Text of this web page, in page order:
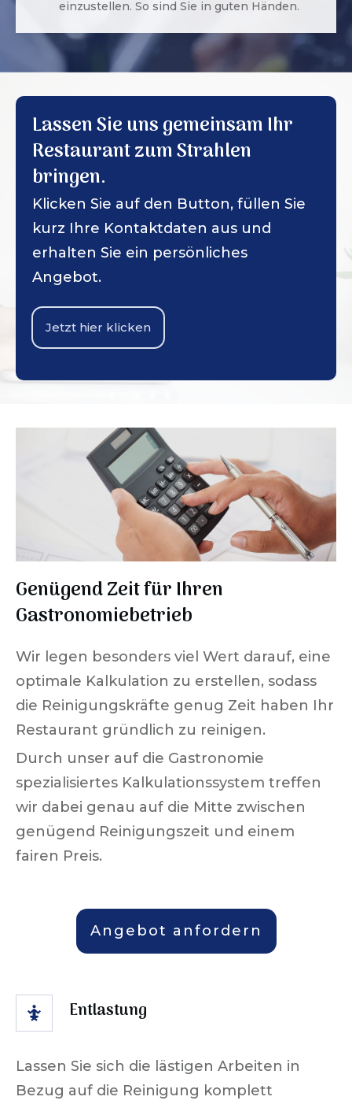
einzustellen. So sind Sie in guten Händen.
Lassen Sie uns gemeinsam Ihr
Restaurant zum Strahlen
bringen.
Klicken Sie auf den Button, füllen Sie
kurz Ihre Kontaktdaten aus und
erhalten Sie ein persönliches
Angebot.
Jetzt hier klicken
Genügend Zeit für Ihren
Gastronomiebetrieb
Wir legen besonders viel Wert darauf, eine
optimale Kalkulation zu erstellen, sodass
die Reinigungskräfte genug Zeit haben Ihr
Restaurant gründlich zu reinigen.
Durch unser auf die Gastronomie
spezialisiertes Kalkulationssystem treffen
wir dabei genau auf die Mitte zwischen
genügend Reinigungszeit und einem
fairen Preis.
Angebot anfordern
Entlastung
Lassen Sie sich die lästigen Arbeiten in
Bezug auf die Reinigung komplett